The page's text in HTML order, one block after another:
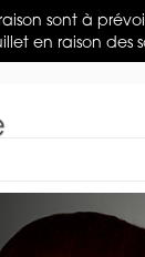
sont à
en raison des